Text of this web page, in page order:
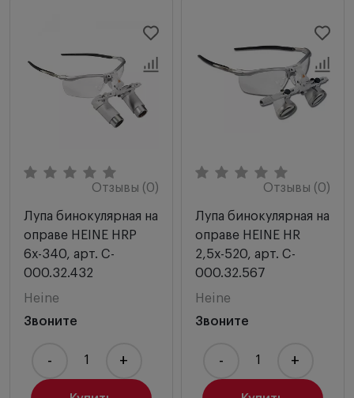
Отзывы (0)
Лупа бинокулярная на
оправе HEINE HRP
6х-340, арт. C-
000.32.432
Heine
Звоните
- +
Отзывы (0)
Лупа бинокулярная на
оправе HEINE HR
2,5х-520, арт. C-
000.32.567
Heine
Звоните
- +